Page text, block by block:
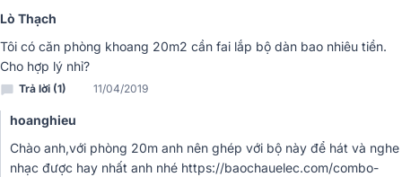
trầy, mang lại vẻ ngoài bền đẹp và chuyên nghiệp. Với góc phủ âm
nhiên cho người nghe ở mọi vị trí trong không gian. Bộ phân tần
được tinh chỉnh kỹ lưỡng, tối ưu hiệu suất trong dải trung – đặc biệt
làm nổi bật giọng hát, rất thích hợp cho các không gian karaoke.
Lò Thạch
Tôi có căn phòng khoang 20m2 cần fai lắp bộ dàn bao nhiêu tiền.
Cho hợp lý nhỉ?
Trả lời (1) 11/04/2019
hoanghieu
Chào anh,với phòng 20m anh nên ghép với bộ này để hát và nghe
nhạc được hay nhất anh nhé https://baochauelec.com/combo-